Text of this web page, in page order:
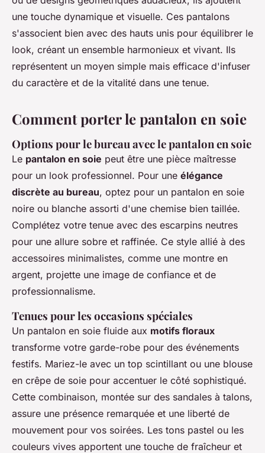
une touche dynamique et visuelle. Ces pantalons
s'associent bien avec des hauts unis pour équilibrer le
look, créant un ensemble harmonieux et vivant. Ils
représentent un moyen simple mais efficace d'infuser
du caractère et de la vitalité dans une tenue.
Comment porter le pantalon en soie
Options pour le bureau avec le pantalon en soie
Le pantalon en soie peut être une pièce maîtresse
pour un look professionnel. Pour une élégance
discrète au bureau, optez pour un pantalon en soie
noire ou blanche assorti d'une chemise bien taillée.
Complétez votre tenue avec des escarpins neutres
pour une allure sobre et raffinée. Ce style allié à des
accessoires minimalistes, comme une montre en
argent, projette une image de confiance et de
professionnalisme.
Tenues pour les occasions spéciales
Un pantalon en soie fluide aux motifs floraux
transforme votre garde-robe pour des événements
festifs. Mariez-le avec un top scintillant ou une blouse
en crêpe de soie pour accentuer le côté sophistiqué.
Cette combinaison, montée sur des sandales à talons,
assure une présence remarquée et une liberté de
mouvement pour vos soirées. Les tons pastel ou les
couleurs vives apportent une touche de fraîcheur et